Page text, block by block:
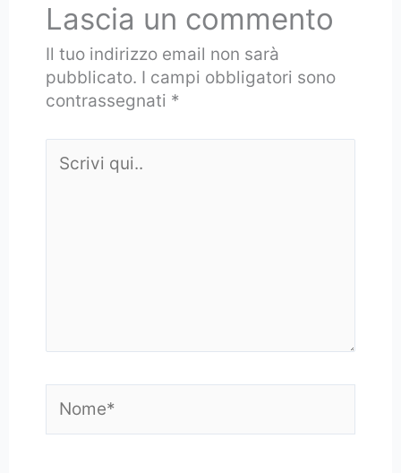
Lascia un commento
Il tuo indirizzo email non sarà
pubblicato. I campi obbligatori sono
contrassegnati *
qui..